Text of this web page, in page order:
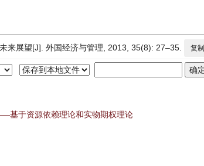
来展望[J]. 外国经济与管理, 2013, 35(8): 27–35. 复制
基于资源依赖理论和实物期权理论